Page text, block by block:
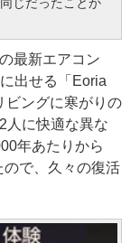
最新エアコン
出せる「Eoria
ビングに寒がりの
人に快適な異な
年あたりから
ので、久々の復活